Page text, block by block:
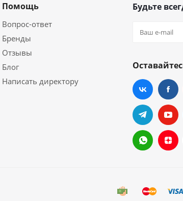
Помощь
Вопрос-ответ
Бренды
Отзывы
Блог
Написать директору
Будьте